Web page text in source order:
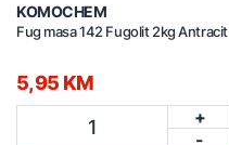
KOMOCHEM
Fug masa 142 Fugolit 2kg Antracit
5,95 KM
1
+
-